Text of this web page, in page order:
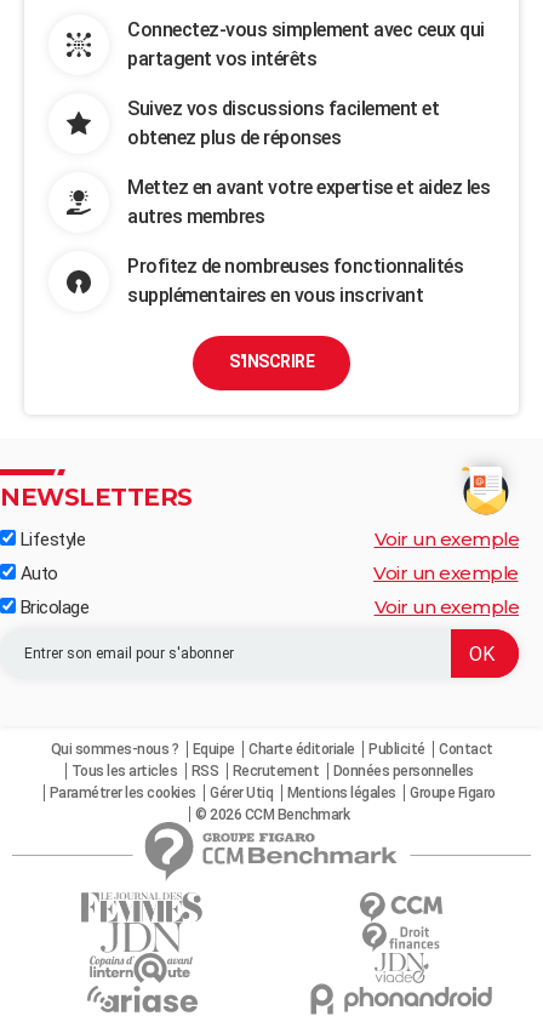
Connectez-vous simplement avec ceux qui
partagent vos intérêts
Suivez vos discussions facilement et
obtenez plus de réponses
Mettez en avant votre expertise et aidez les
autres membres
Profitez de nombreuses fonctionnalités
supplémentaires en vous inscrivant
S'INSCRIRE
NEWSLETTERS
Lifestyle Voir un exemple
Auto Voir un exemple
Bricolage Voir un exemple
Qui sommes-nous ? Equipe Charte éditoriale Publicité
Contact
Tous les articles
RSS Recrutement
Données personnelles
Paramétrer les cookies
Gérer Utiq Mentions légales
Groupe Figaro
© 2026 CCM Benchmark